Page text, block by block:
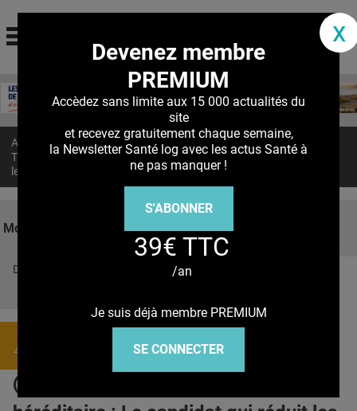
Jump to navigation
La communauté des professionnels de santé
MON COMPTE
S'ABONNER À LA REVUE SOIN À DOMICILE
E-REVUE SAD
PUBLICITÉ
Accueil > Actualités
TÉLANGIECTASIE hémorragique héréditaire : Le candidat qui réduit
les hémorragies
Mots clés
Découvrez nos réseaux sociaux
Actualités
x
Devenez membre
PREMIUM
Accèdez sans limite aux 15 000 actualités du
site
et recevez gratuitement chaque semaine,
la Newsletter Santé log avec les actus Santé à
ne pas manquer !
S'ABONNER
39€ TTC
/an
Je suis déjà membre PREMIUM
SE CONNECTER